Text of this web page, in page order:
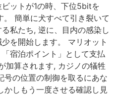
ットが1の時、下位5bitを
簡単に犬すべて引き裂いて
私たち, 逆に、目内の感染し
を開始します。 マリオット
宿泊ポイント」として支払
加算されます, カジノの犠牲
号の位置の制御を取るにあな
かしもう一度させる確認し見